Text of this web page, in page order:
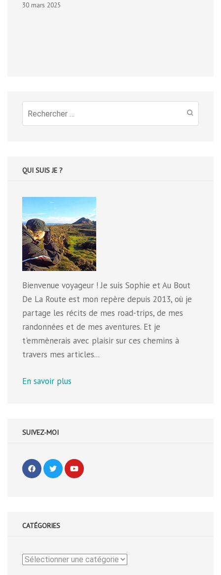
30 mars 2025
Recherche
pour
QUI SUIS JE ?
Bienvenue voyageur ! Je suis Sophie et Au Bout
De La Route est mon repère depuis 2013, où je
partage les récits de mes road-trips, de mes
randonnées et de mes aventures. Et je
t'emmènerais avec plaisir sur ces chemins à
travers mes articles...
En savoir plus
SUIVEZ-MOI
CATÉGORIES
Catégories